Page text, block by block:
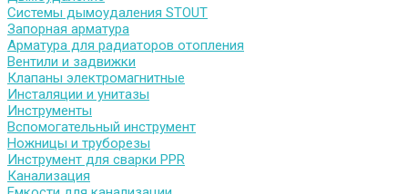
Системы дымоудаления STOUT
Запорная арматура
Арматура для радиаторов отопления
Вентили и задвижки
Клапаны электромагнитные
Инсталяции и унитазы
Инструменты
Вспомогательный инструмент
Ножницы и труборезы
Инструмент для сварки PPR
Канализация